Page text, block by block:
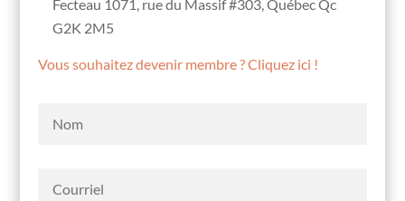
Fecteau 1071, rue du Massif #303, Québec Qc
G2K 2M5
Vous souhaitez devenir membre ? Cliquez ici !